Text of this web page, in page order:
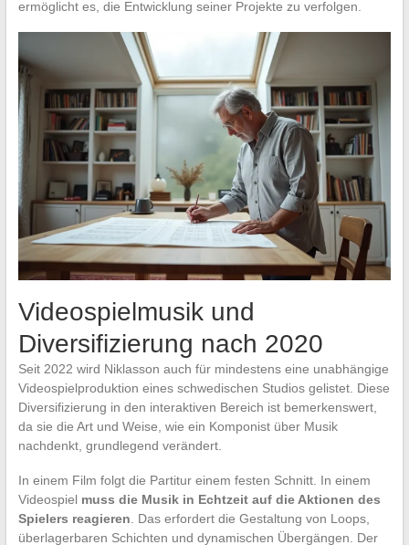
ermöglicht es, die Entwicklung seiner Projekte zu verfolgen.
Videospielmusik und
Diversifizierung nach 2020
Seit 2022 wird Niklasson auch für mindestens eine unabhängige
Videospielproduktion eines schwedischen Studios gelistet. Diese
Diversifizierung in den interaktiven Bereich ist bemerkenswert,
da sie die Art und Weise, wie ein Komponist über Musik
nachdenkt, grundlegend verändert.
In einem Film folgt die Partitur einem festen Schnitt. In einem
Videospiel muss die Musik in Echtzeit auf die Aktionen des
Spielers reagieren. Das erfordert die Gestaltung von Loops,
überlagerbaren Schichten und dynamischen Übergängen. Der